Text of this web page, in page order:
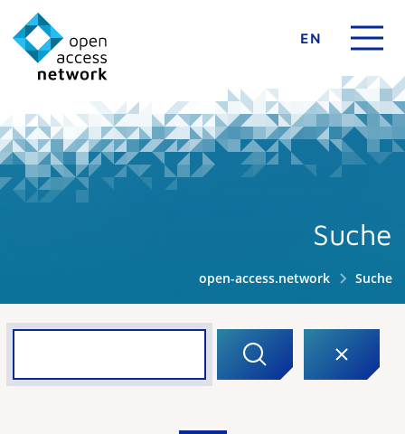
EN
Suche
open-access.network Suche